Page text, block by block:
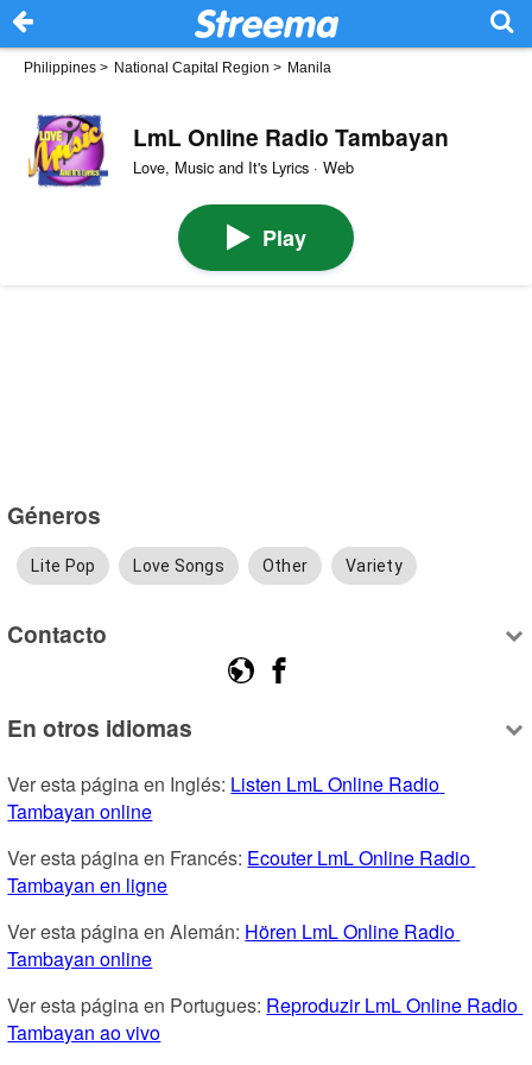
Philippines > National Capital Region > Manila
LmL Online Radio Tambayan
Love, Music and It's Lyrics · Web
Play
Géneros
Lite Pop Love Songs Other Variety
Contacto
En otros idiomas
Ver esta página en Inglés: Listen LmL Online Radio
Tambayan online
Ver esta página en Francés: Ecouter LmL Online Radio
Tambayan en ligne
Ver esta página en Alemán: Hören LmL Online Radio
Tambayan online
Ver esta página en Portugues: Reproduzir LmL Online Radio
Tambayan ao vivo